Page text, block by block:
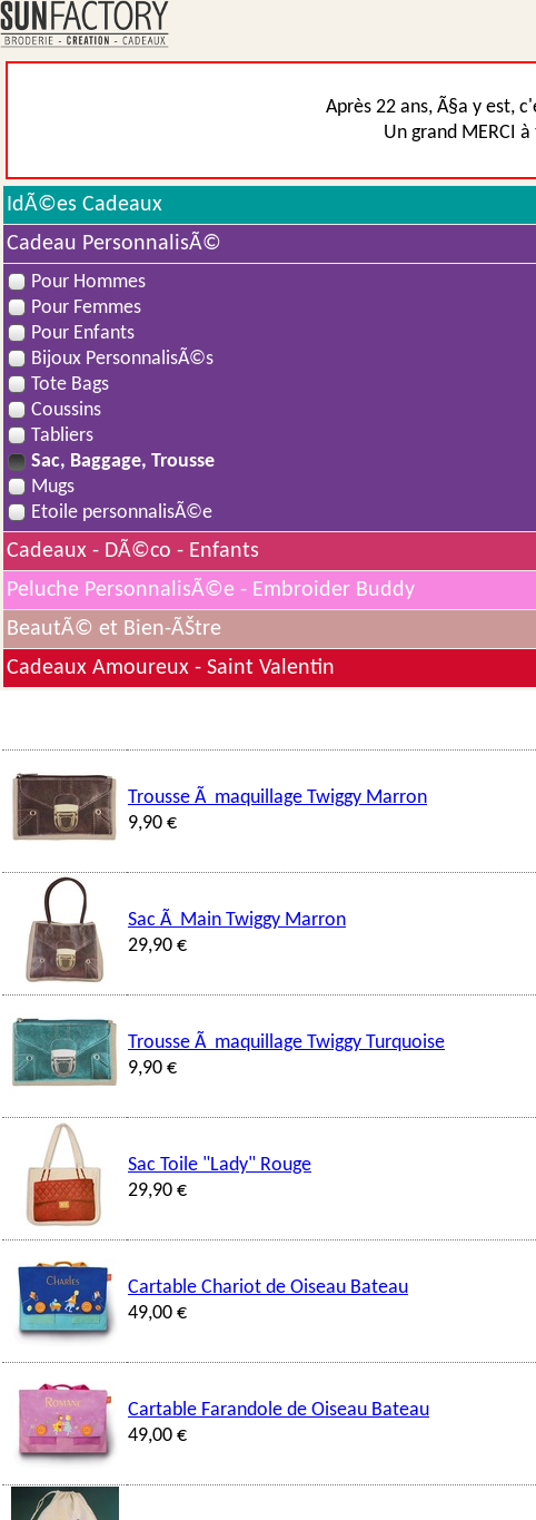
Après 22 ans, Ã§a y est,
Un grand MERCI
IdÃ©es Cadeaux
Cadeau PersonnalisÃ©
Pour Hommes
Pour Femmes
Pour Enfants
Bijoux PersonnalisÃ©s
Tote Bags
Coussins
Tabliers
Sac, Baggage, Trousse
Mugs
Etoile personnalisÃ©e
Cadeaux - DÃ©co - Enfants
Peluche PersonnalisÃ©e - Embroider Buddy
BeautÃ© et Bien-ÃŠtre
Cadeaux Amoureux - Saint Valentin
Trousse Ã maquillage Twiggy Marron
9,90 €
Sac Ã Main Twiggy Marron
29,90 €
Trousse Ã maquillage Twiggy Turquoise
9,90 €
Sac Toile "Lady" Rouge
29,90 €
Cartable Chariot de Oiseau Bateau
49,00 €
Cartable Farandole de Oiseau Bateau
49,00 €